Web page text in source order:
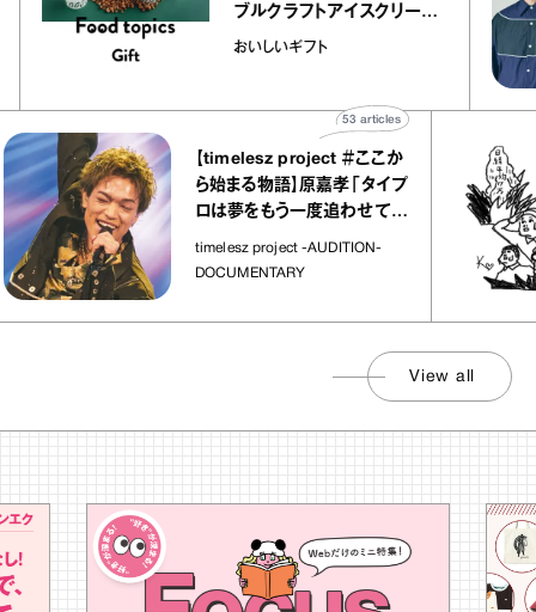
ブルクラフトアイスクリーム
｜真野知子の「おいしいギフ
おいしいギフト
【timelesz project ＃ここか
ら始まる物語】原嘉孝「タイプ
ロは夢をもう一度追わせてく
れた場所」
timelesz project -AUDITION-
DOCUMENTARY
articles
View all